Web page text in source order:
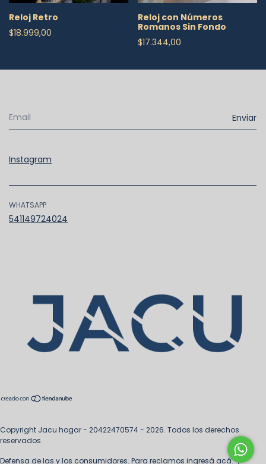
Reloj Retro
$18.999,00
Reloj con Números
Romanos Sin Fondo
$17.344,00
Instagram
WHATSAPP
541149724024
Copyright Jacu hogar - 20422470574 - 2026. Todos los derechos
reservados.
Defensa de las y los consumidores. Para reclamos ingresá acá. /